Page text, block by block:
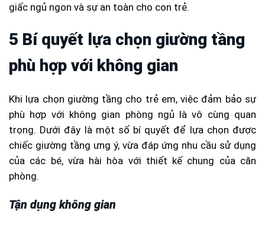
giấc ngủ ngon và sự an toàn cho con trẻ.
5 Bí quyết lựa chọn giường tầng
phù hợp với không gian
Khi lựa chọn giường tầng cho trẻ em, việc đảm bảo sự
phù hợp với không gian phòng ngủ là vô cùng quan
trọng. Dưới đây là một số bí quyết để lựa chọn được
chiếc giường tầng ưng ý, vừa đáp ứng nhu cầu sử dụng
của các bé, vừa hài hòa với thiết kế chung của căn
phòng.
Tận dụng không gian